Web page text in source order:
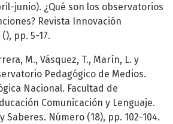
junio). ¿Qué son los observatorios
Revista Innovación
pp. 5-17.
M., Vásquez, T., Marín, L. y
Pedagógico de Medios.
Nacional. Facultad de
Comunicación y Lenguaje.
Saberes. Número (18), pp. 102-104.